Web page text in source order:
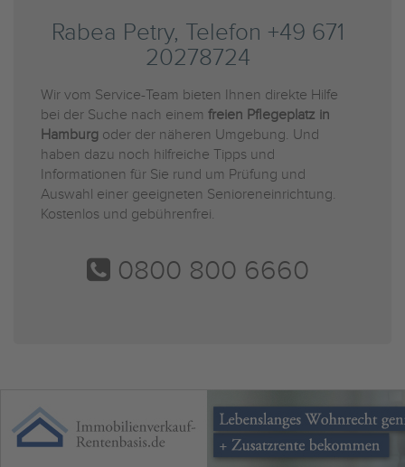
Rabea Petry, Telefon +49 671
20278724
Wir vom Service-Team bieten Ihnen direkte Hilfe
bei der Suche nach einem freien Pflegeplatz in
Hamburg oder der näheren Umgebung. Und
haben dazu noch hilfreiche Tipps und
Informationen für Sie rund um Prüfung und
Auswahl einer geeigneten Senioreneinrichtung.
Kostenlos und gebührenfrei.
0800 800 6660